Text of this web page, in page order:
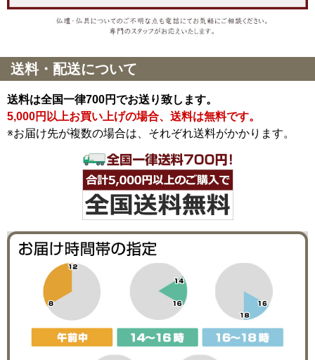
送料・配送について
送料は全国一律700円でお送り致します。
5,000円以上お買い上げの場合、送料は無料です。
※お届け先が複数の場合は、それぞれ送料がかかります。